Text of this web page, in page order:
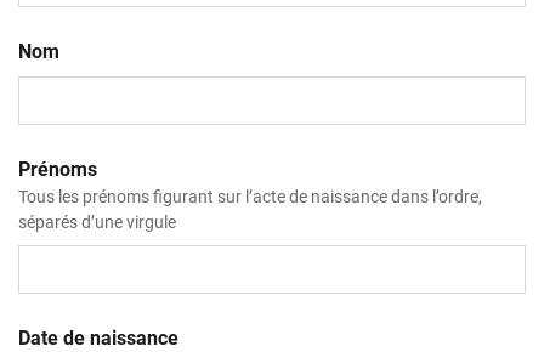
Nom
Prénoms
Tous les prénoms figurant sur l’acte de naissance dans l’ordre,
séparés d’une virgule
Date de naissance